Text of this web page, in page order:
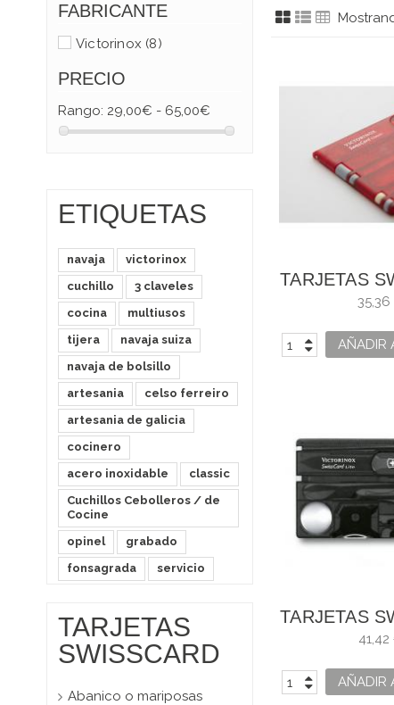
TARJETAS
AÑADIR
TARJETAS
LITE
AÑADIR
FABRICANTE
Victorinox (8)
PRECIO
Rango: 29,00€ - 65,00€
ETIQUETAS
navaja
victorinox
cuchillo
3 claveles
cocina
multiusos
tijera
navaja suiza
navaja de bolsillo
artesania
celso ferreiro
artesania de galicia
cocinero
acero inoxidable
classic
Cuchillos Cebolleros / de
Cocine
opinel
grabado
fonsagrada
servicio
TARJETAS
SWISSCARD
Abanico o mariposas